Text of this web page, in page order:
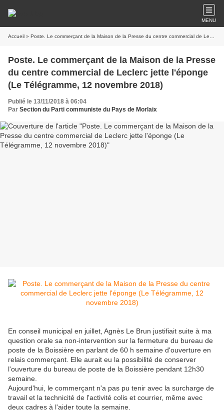
MENU
Accueil » Poste. Le commerçant de la Maison de la Presse du centre commercial de Leclerc jette l'éponge (Le Télégramme, 12 novembre 2018)
Poste. Le commerçant de la Maison de la Presse
du centre commercial de Leclerc jette l'éponge
(Le Télégramme, 12 novembre 2018)
Publié le 13/11/2018 à 06:04
Par Section du Parti communiste du Pays de Morlaix
En conseil municipal en juillet, Agnès Le Brun justifiait suite à ma
question orale sa non-intervention sur la fermeture du bureau de
poste de la Boissière en parlant de 60 h semaine d'ouverture en
relais commerçant. Elle aurait eu la possibilité de conserver
l'ouverture du bureau de poste de la Boissière pendant 12h30
semaine.
Aujourd'hui, le commerçant n'a pas pu tenir avec la surcharge de
travail et la technicité de l'activité colis et courrier, même avec
deux cadres à l'aider toute la semaine.